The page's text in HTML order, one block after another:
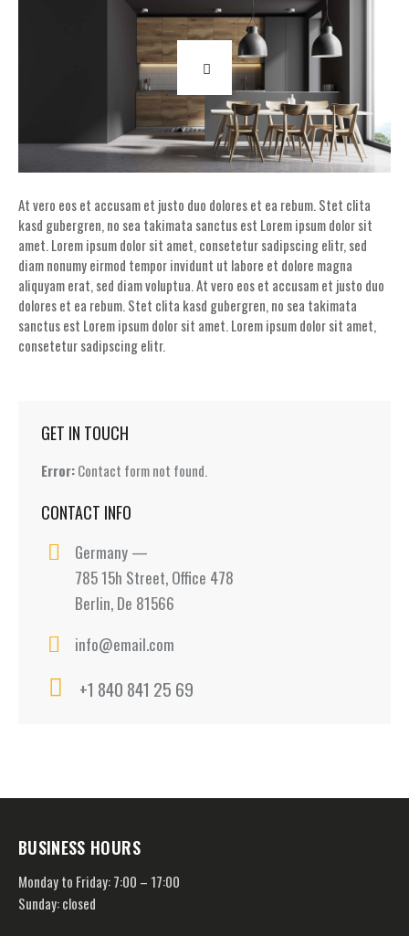
At vero eos et accusam et justo duo dolores et ea rebum. Stet clita
kasd gubergren, no sea takimata sanctus est Lorem ipsum dolor sit
amet. Lorem ipsum dolor sit amet, consetetur sadipscing elitr, sed
diam nonumy eirmod tempor invidunt ut labore et dolore magna
aliquyam erat, sed diam voluptua. At vero eos et accusam et justo duo
dolores et ea rebum. Stet clita kasd gubergren, no sea takimata
sanctus est Lorem ipsum dolor sit amet. Lorem ipsum dolor sit amet,
consetetur sadipscing elitr.
GET IN TOUCH
Error:Contact form not found.
CONTACT INFO
Germany —
785 15h Street, Office 478
Berlin, De 81566
info@email.com
+1 840 841 25 69
BUSINESS HOURS
Monday to Friday: 7:00 – 17:00
Sunday: closed